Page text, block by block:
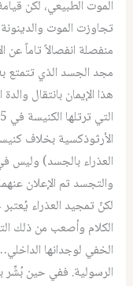
الموت الطبيعي، لكن
تجاوزت الموت
منفصلة انفصالاً تاماً عن
مجد الجسد الذي تتمتع
هذا الإيمان بانتقال
الأرثوذكسية بخلاف
العذراء بالجسد) وليس
والتجسد تم الإعلان
لكنّ تمجيد العذراء
الكلام وأصعب من ذلك
الخفي لوجدانها
الرسولية. ففي حين